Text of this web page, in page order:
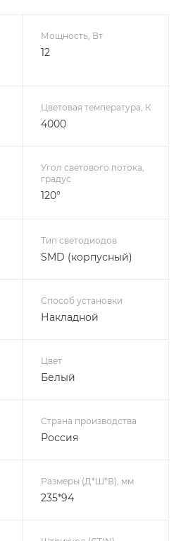
Мощность, Вт
12
Цветовая температура, К
4000
Угол светового потока,
градус
120°
Тип светодиодов
SMD (корпусный)
Способ установки
Накладной
Цвет
Белый
Страна производства
Россия
Размеры (Д*Ш*В), мм
235*94